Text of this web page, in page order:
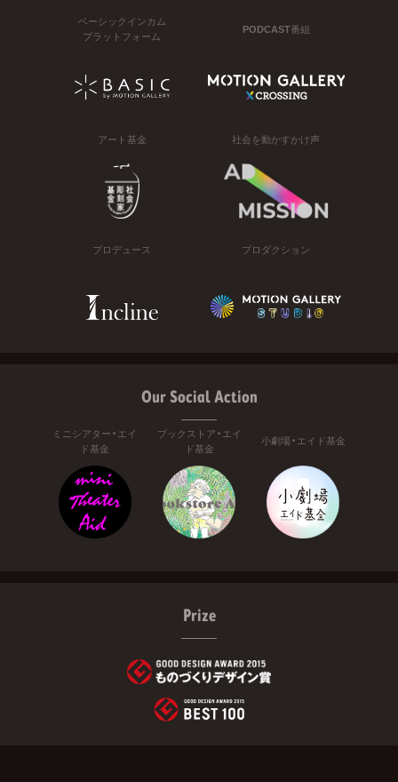
ベーシックインカム
プラットフォーム
PODCAST番組
アート基金 社会を動かすかけ声
プロデュース プロダクション
Our Social Action
ミニシアター・エイ
ド基金
ブックストア・エイ
ド基金
小劇場・エイド基金
Prize